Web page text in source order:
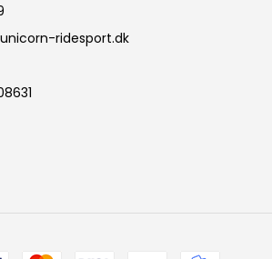
ridesport.dk